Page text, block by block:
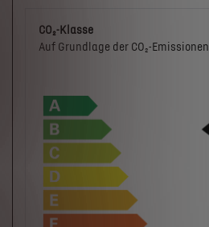
CO₂-Klasse
Auf Grundlage der CO₂-Emissionen